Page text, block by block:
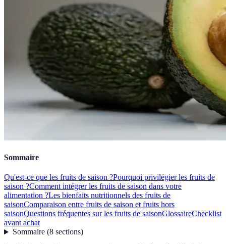
Sommaire
Qu'est-ce que les fruits de saison ?Pourquoi privilégier les fruits de
saison ?Comment intégrer les fruits de saison dans votre
alimentation ?Les bienfaits nutritionnels des fruits de
saisonComparaison entre fruits de saison et fruits hors
saisonQuestions fréquentes sur les fruits de saisonGlossaireChecklist
avant achat
Sommaire(8 sections)